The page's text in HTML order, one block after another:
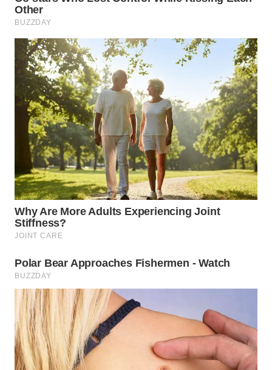
WN
BOGOR
WN
DEPOK
WN
TAPANULI
UTARA
WN
SAMOSIR
WN
PADANG
LAWAS
WN
SUMEDANG
WN
CIANJUR
WN
KEPULAUAN